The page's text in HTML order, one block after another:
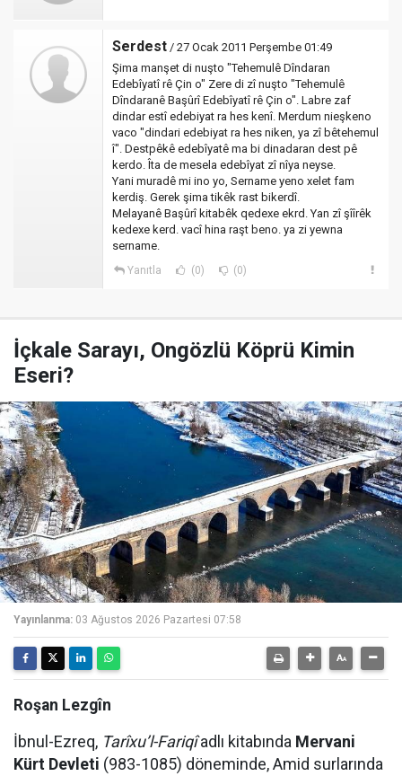
Serdest / 27 Ocak 2011 Perşembe 01:49
Şima manşet di nuşto "Tehemulê Dîndaran
Edebîyatî rê Çin o" Zere di zî nuşto "Tehemulê
Dîndaranê Başûrî Edebîyatî rê Çin o". Labre zaf
dindar estî edebiyat ra hes kenî. Merdum nieşkeno
vaco "dindari edebiyat ra hes niken, ya zî bêtehemul
î". Destpêkê edebîyatê ma bi dinadaran dest pê
kerdo. Îta de mesela edebîyat zî nîya neyse.
Yani muradê mi ino yo, Sername yeno xelet fam
kerdiş. Gerek şima tikêk rast bikerdî.
Melayanê Başûrî kitabêk qedexe ekrd. Yan zî şîîrêk
kedexe kerd. vacî hina raşt beno. ya zi yewna
sername.
Yanıtla (0) (0)
İçkale Sarayı, Ongözlü Köprü Kimin
Eseri?
Yayınlanma: 03 Ağustos 2026 Pazartesi 07:58
Roşan Lezgîn
İbnul-Ezreq, Tarîxu’l-Fariqîadlı kitabında Mervani
Kürt Devleti (983-1085) döneminde, Amid surlarında